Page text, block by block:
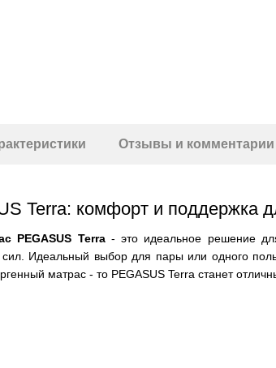
Отзывы и комментарии
Terra: комфорт и поддержка
PEGASUS Terra - это идеальное решение
Идеальный выбор для пары или одного
матрас - то PEGASUS Terra станет